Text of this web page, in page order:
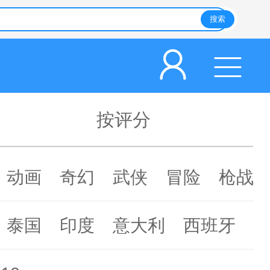
按评分
动画 奇幻 武侠 冒险 枪战
泰国 印度 意大利 西班牙